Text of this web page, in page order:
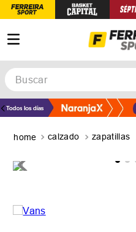
Buscar
calzado zapatillas
TÉRMINOS MÁS BUSCADOS
3.
5. zapatillas adidas